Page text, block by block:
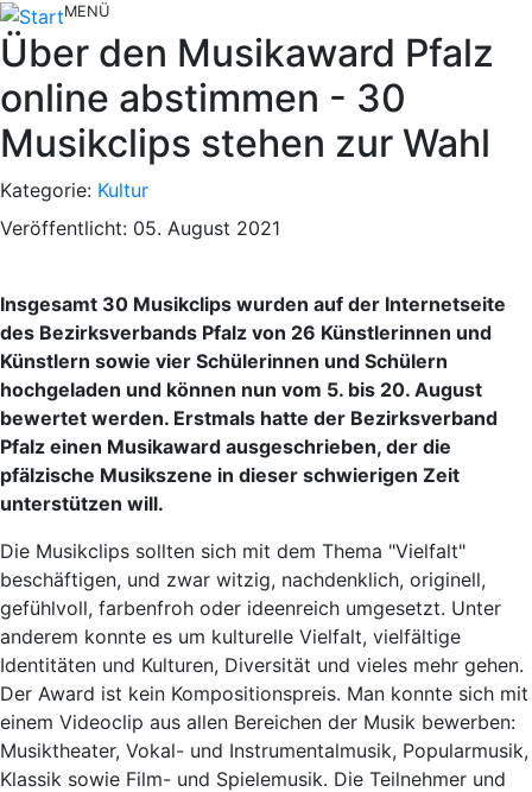
MENÜ
Über den Musikaward Pfalz
online abstimmen - 30
Musikclips stehen zur Wahl
Kategorie: Kultur
Veröffentlicht: 05. August 2021
Insgesamt 30 Musikclips wurden auf der Internetseite
des Bezirksverbands Pfalz von 26 Künstlerinnen und
Künstlern sowie vier Schülerinnen und Schülern
hochgeladen und können nun vom 5. bis 20. August
bewertet werden. Erstmals hatte der Bezirksverband
Pfalz einen Musikaward ausgeschrieben, der die
pfälzische Musikszene in dieser schwierigen Zeit
unterstützen will.
Die Musikclips sollten sich mit dem Thema "Vielfalt"
beschäftigen, und zwar witzig, nachdenklich, originell,
gefühlvoll, farbenfroh oder ideenreich umgesetzt. Unter
anderem konnte es um kulturelle Vielfalt, vielfältige
Identitäten und Kulturen, Diversität und vieles mehr gehen.
Der Award ist kein Kompositionspreis. Man konnte sich mit
einem Videoclip aus allen Bereichen der Musik bewerben:
Musiktheater, Vokal- und Instrumentalmusik, Popularmusik,
Klassik sowie Film- und Spielemusik. Die Teilnehmer und